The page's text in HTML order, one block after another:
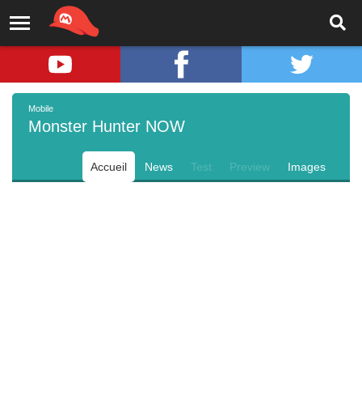
Mobile
Monster Hunter NOW
Accueil News Test Preview Images